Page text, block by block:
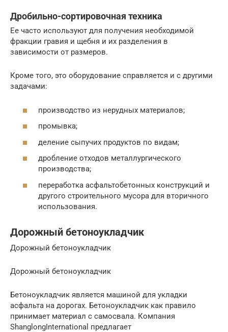
Дробильно-сортировочная техника
Ее часто используют для получения необходимой
фракции гравия и щебня и их разделения в
зависимости от размеров.
Кроме того, это оборудование справляется и с другими
задачами:
производство из нерудных материалов;
промывка;
деление сыпучих продуктов по видам;
дробление отходов металлургического
производства;
переработка асфальтобетонных конструкций и
другого строительного мусора для вторичного
использования.
Дорожный бетоноукладчик
Дорожный бетоноукладчик
Дорожный бетоноукладчик
Бетоноукладчик является машиной для укладки
асфальта на дорогах. Бетоноукладчик как правило
принимает материал с самосвала. Компания
ShanglongInternational предлагает